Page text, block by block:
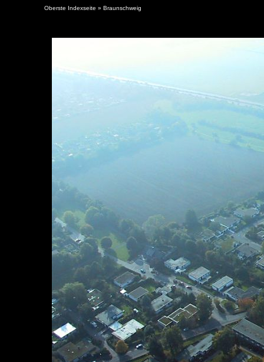
Oberste Indexseite » Braunschweig